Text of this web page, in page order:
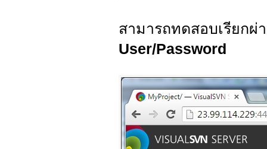
สามารถทดสอบเรียกผ่
User/Password